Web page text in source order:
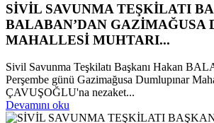
SİVİL SAVUNMA TEŞKİLATI
BALABAN’DAN GAZİMAĞUSA
MAHALLESİ MUHTARI...
Sivil Savunma Teşkilatı Başkanı Hakan
Perşembe günü Gazimağusa Dumlupınar
ÇAVUŞOĞLU'na nezaket...
Devamını oku